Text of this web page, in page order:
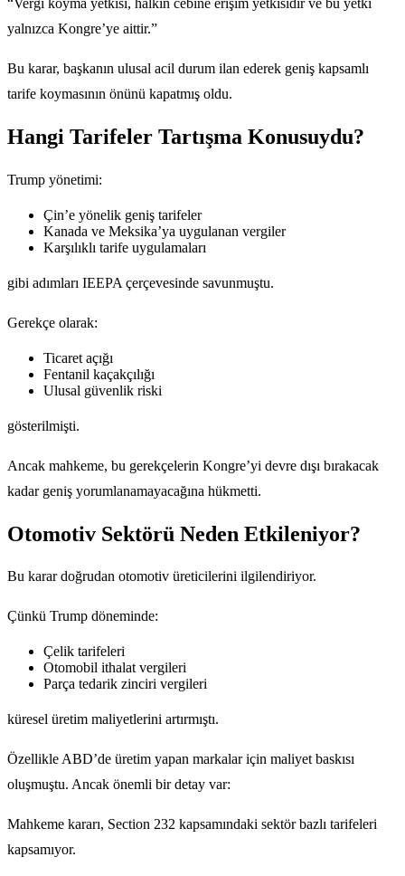
yalnızca Kongre’ye aittir.”
Bu karar, başkanın ulusal acil durum ilan ederek geniş kapsamlı
tarife koymasının önünü kapatmış oldu.
Hangi Tarifeler Tartışma Konusuydu?
Trump yönetimi:
Çin’e yönelik geniş tarifeler
Kanada ve Meksika’ya uygulanan vergiler
Karşılıklı tarife uygulamaları
gibi adımları IEEPA çerçevesinde savunmuştu.
Gerekçe olarak:
Ticaret açığı
Fentanil kaçakçılığı
Ulusal güvenlik riski
gösterilmişti.
Ancak mahkeme, bu gerekçelerin Kongre’yi devre dışı bırakacak
kadar geniş yorumlanamayacağına hükmetti.
Otomotiv Sektörü Neden Etkileniyor?
Bu karar doğrudan otomotiv üreticilerini ilgilendiriyor.
Çünkü Trump döneminde:
Çelik tarifeleri
Otomobil ithalat vergileri
Parça tedarik zinciri vergileri
küresel üretim maliyetlerini artırmıştı.
Özellikle ABD’de üretim yapan markalar için maliyet baskısı
oluşmuştu. Ancak önemli bir detay var:
Mahkeme kararı, Section 232 kapsamındaki sektör bazlı tarifeleri
kapsamıyor.